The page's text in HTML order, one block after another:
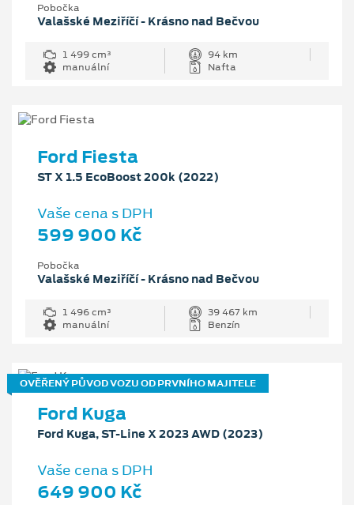
Pobočka
Valašské Meziříčí - Krásno nad Bečvou
1 499 cm³
94 km
manuální
Nafta
Ford Fiesta
ST X 1.5 EcoBoost 200k (2022)
Vaše cena s DPH
599 900 Kč
Pobočka
Valašské Meziříčí - Krásno nad Bečvou
1 496 cm³
39 467 km
manuální
Benzín
OVĚŘENÝ PŮVOD VOZU OD PRVNÍHO MAJITELE
Ford Kuga
Ford Kuga, ST-Line X 2023 AWD (2023)
Vaše cena s DPH
649 900 Kč